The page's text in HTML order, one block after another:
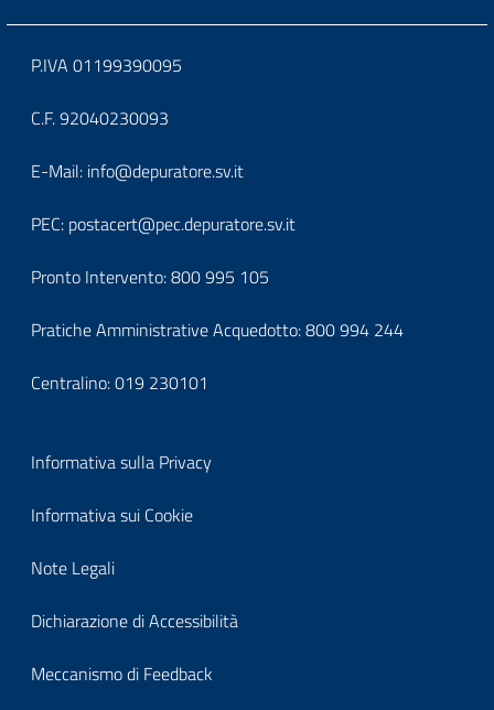
Block
it-
block-
footerindirizzo
P.IVA 01199390095
C.F. 92040230093
Block
it-
block-
footercontatti
E-Mail: info@depuratore.sv.it
PEC: postacert@pec.depuratore.sv.it
Pronto Intervento:800 995 105
Pratiche Amministrative Acquedotto:800 994 244
Centralino:019 230101
Block
it-
block-
footerprivacy
Informativa sulla Privacy
Informativa sui Cookie
Note Legali
Dichiarazione di Accessibilità
Meccanismo di Feedback